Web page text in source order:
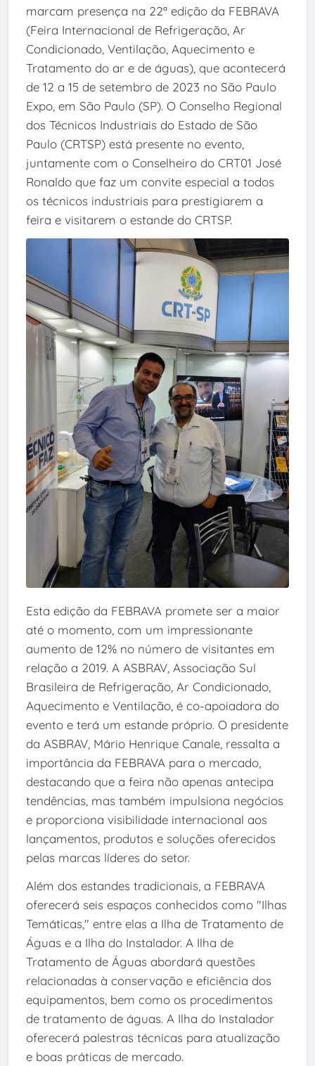
marcam presença na 22ª edição da FEBRAVA
(Feira Internacional de Refrigeração, Ar
Condicionado, Ventilação, Aquecimento e
Tratamento do ar e de águas), que acontecerá
de 12 a 15 de setembro de 2023 no São Paulo
Expo, em São Paulo (SP). O Conselho Regional
dos Técnicos Industriais do Estado de São
Paulo (CRTSP) está presente no evento,
juntamente com o Conselheiro do CRT01 José
Ronaldo que faz um convite especial a todos
os técnicos industriais para prestigiarem a
feira e visitarem o estande do CRTSP.
Esta edição da FEBRAVA promete ser a maior
até o momento, com um impressionante
aumento de 12% no número de visitantes em
relação a 2019. A ASBRAV, Associação Sul
Brasileira de Refrigeração, Ar Condicionado,
Aquecimento e Ventilação, é co-apoiadora do
evento e terá um estande próprio. O presidente
da ASBRAV, Mário Henrique Canale, ressalta a
importância da FEBRAVA para o mercado,
destacando que a feira não apenas antecipa
tendências, mas também impulsiona negócios
e proporciona visibilidade internacional aos
lançamentos, produtos e soluções oferecidos
pelas marcas líderes do setor.
Além dos estandes tradicionais, a FEBRAVA
oferecerá seis espaços conhecidos como "Ilhas
Temáticas," entre elas a Ilha de Tratamento de
Águas e a Ilha do Instalador. A Ilha de
Tratamento de Águas abordará questões
relacionadas à conservação e eficiência dos
equipamentos, bem como os procedimentos
de tratamento de águas. A Ilha do Instalador
oferecerá palestras técnicas para atualização
e boas práticas de mercado.